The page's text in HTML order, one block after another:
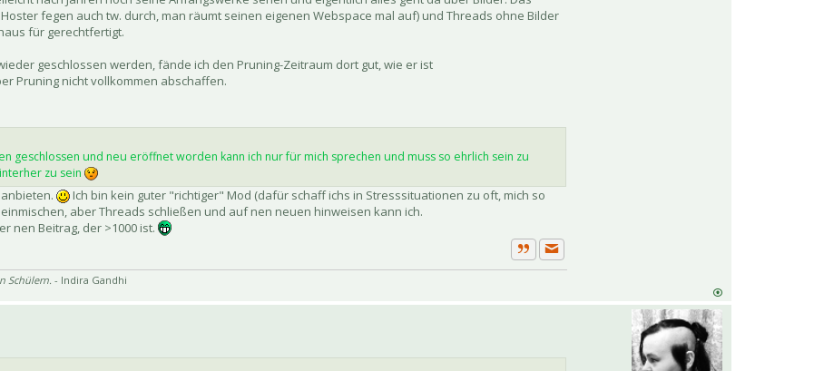
fegen auch tw. durch, man räumt seinen eigenen Webspace mal auf) und Threads ohne Bilder
für gerechtfertigt.
geschlossen werden, fände ich den Pruning-Zeitraum dort gut, wie er ist
Pruning nicht vollkommen abschaffen.
geschlossen und neu eröffnet worden kann ich nur für mich sprechen und muss so ehrlich sein zu
zu sein
Ich bin kein guter "richtiger" Mod (dafür schaff ichs in Stresssituationen zu oft, mich so
aber Threads schließen und auf nen neuen hinweisen kann ich.
nen Beitrag, der >1000 ist.
ZitatPrivate Nachricht senden
Schülern. - Indira Gandhi